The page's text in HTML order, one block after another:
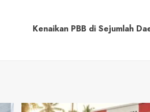
Kenaikan PBB di Sejumlah